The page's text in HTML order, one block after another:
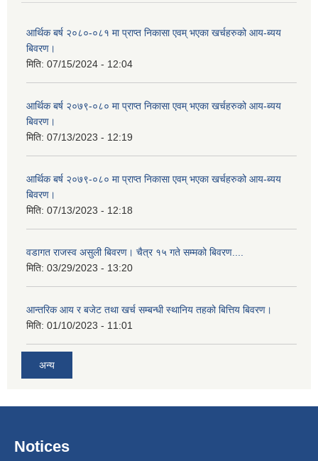
आर्थिक बर्ष २०८०-०८१ मा प्राप्त निकासा एवम् भएका खर्चहरुको आय-ब्यय
बिवरण।
मिति: 07/15/2024 - 12:04
आर्थिक बर्ष २०७९-०८० मा प्राप्त निकासा एवम् भएका खर्चहरुको आय-ब्यय
बिवरण।
मिति: 07/13/2023 - 12:19
आर्थिक बर्ष २०७९-०८० मा प्राप्त निकासा एवम् भएका खर्चहरुको आय-ब्यय
बिवरण।
मिति: 07/13/2023 - 12:18
वडागत राजस्व असुली बिवरण। चैत्र १५ गते सम्मको बिवरण....
मिति: 03/29/2023 - 13:20
आन्तरिक आय र बजेट तथा खर्च सम्बन्धी स्थानिय तहको बित्तिय बिवरण।
मिति: 01/10/2023 - 11:01
अन्य
Notices